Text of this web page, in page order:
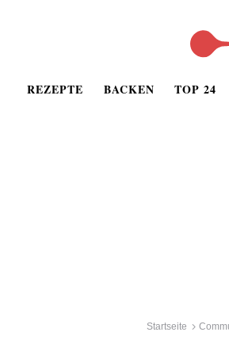
REZEPTE BACKEN TOP 24
Startseite